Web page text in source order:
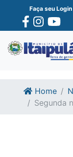
Ir para o conte�do
Ir para o fim do
Faça seu Login
Home
Segunda